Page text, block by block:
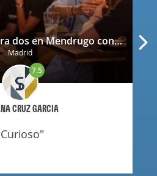
Cena completa para dos en Mendrugo con cerveza artesana incluida
Madrid
CRUZ GARCIA
7.5
"curioso"